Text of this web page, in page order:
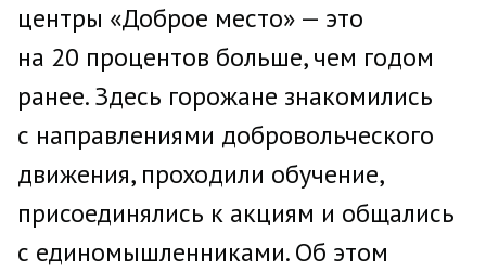
центры «Доброе место» — это
на 20 процентов больше, чем годом
ранее. Здесь горожане знакомились
с направлениями добровольческого
движения, проходили обучение,
присоединялись к акциям и общались
с единомышленниками. Об этом